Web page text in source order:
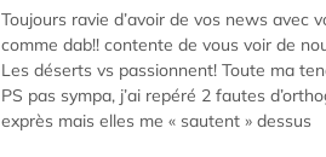
Toujours ravie d’avoir de vos news avec
comme dab!! contente de vous voir de
Les déserts vs passionnent! Toute ma
PS pas sympa, j’ai repéré 2 fautes
exprès mais elles me « sautent » dessus